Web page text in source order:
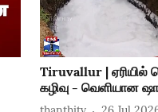
Tiruvallur | ஏரியில்
கழிவு - வெளியான